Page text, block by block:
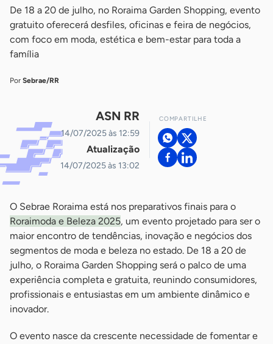
De 18 a 20 de julho, no Roraima Garden Shopping, evento
gratuito oferecerá desfiles, oficinas e feira de negócios,
com foco em moda, estética e bem-estar para toda a
família
Por Sebrae/RR
ASN RR
14/07/2025 às 12:59
Atualização
14/07/2025 às 13:02
COMPARTILHE
O Sebrae Roraima está nos preparativos finais para o
Roraimoda e Beleza 2025, um evento projetado para ser o
maior encontro de tendências, inovação e negócios dos
segmentos de moda e beleza no estado. De 18 a 20 de
julho, o Roraima Garden Shopping será o palco de uma
experiência completa e gratuita, reunindo consumidores,
profissionais e entusiastas em um ambiente dinâmico e
inovador.
O evento nasce da crescente necessidade de fomentar e